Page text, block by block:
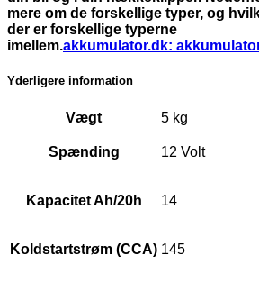
mere om de forskellige typer, og
der er forskellige typerne
imellem.akkumulator.dk:
Yderligere information
Vægt 5 kg
Spænding 12 Volt
Kapacitet Ah/20h 14
Koldstartstrøm (CCA) 145